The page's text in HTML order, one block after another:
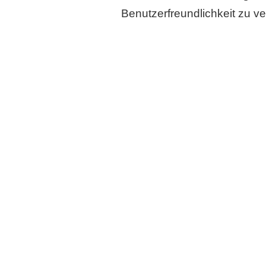
Benutzerfreundlichkeit zu